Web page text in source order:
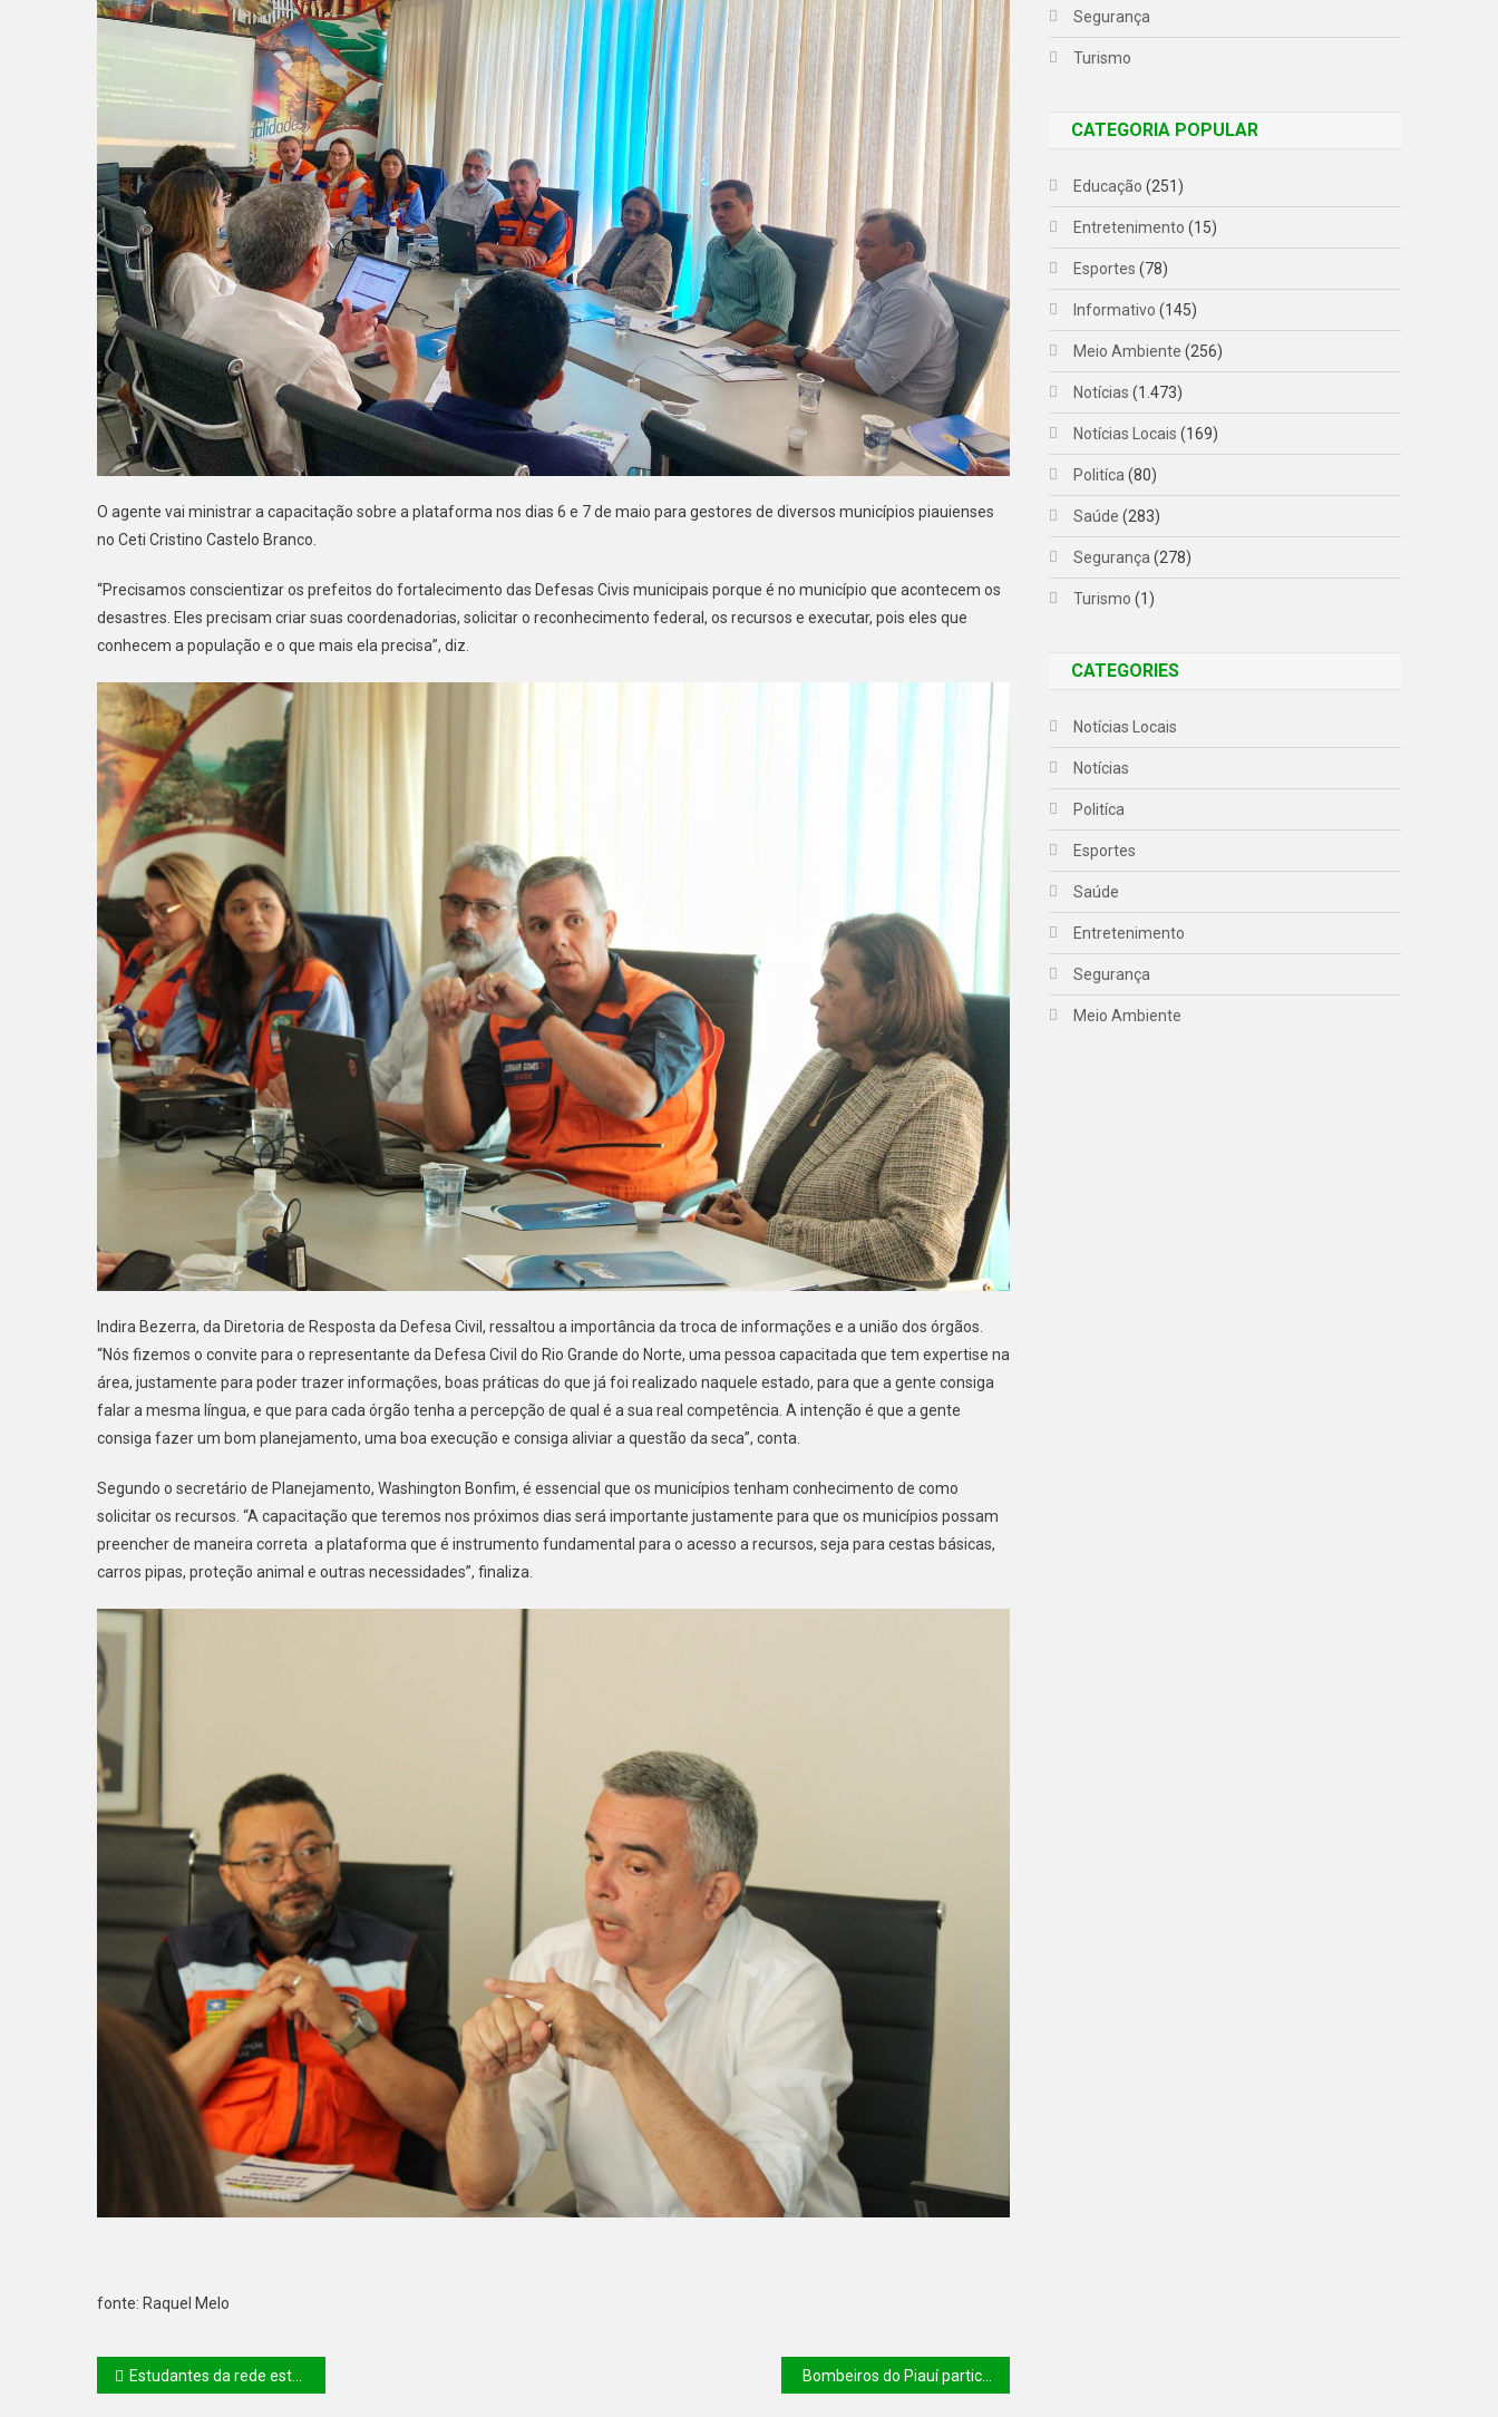
O agente vai ministrar a capacitação sobre a plataforma nos dias 6 e 7 de maio para gestores de diversos municípios piauienses
no Ceti Cristino Castelo Branco.
“Precisamos conscientizar os prefeitos do fortalecimento das Defesas Civis municipais porque é no município que acontecem os
desastres. Eles precisam criar suas coordenadorias, solicitar o reconhecimento federal, os recursos e executar, pois eles que
conhecem a população e o que mais ela precisa”, diz.
Indira Bezerra, da Diretoria de Resposta da Defesa Civil, ressaltou a importância da troca de informações e a união dos órgãos.
“Nós fizemos o convite para o representante da Defesa Civil do Rio Grande do Norte, uma pessoa capacitada que tem expertise na
área, justamente para poder trazer informações, boas práticas do que já foi realizado naquele estado, para que a gente consiga
falar a mesma língua, e que para cada órgão tenha a percepção de qual é a sua real competência. A intenção é que a gente
consiga fazer um bom planejamento, uma boa execução e consiga aliviar a questão da seca”, conta.
Segundo o secretário de Planejamento, Washington Bonfim, é essencial que os municípios tenham conhecimento de como
solicitar os recursos. “A capacitação que teremos nos próximos dias será importante justamente para que os municípios possam
preencher de maneira correta a plataforma que é instrumento fundamental para o acesso a recursos, seja para cestas básicas,
carros pipas, proteção animal e outras necessidades”, finaliza.
fonte: Raquel Melo
Estudantes da rede estadual brilham em Olimpíadas de Matemática e mostram força do ensino públicoBombeiros do Piauí participam de curso de combate a incêndios no estado de Goiás
Segurança
Turismo
CATEGORIA POPULAR
Educação (251)
Entretenimento (15)
Esportes (78)
Informativo (145)
Meio Ambiente (256)
Notícias (1.473)
Notícias Locais (169)
Politíca (80)
Saúde (283)
Segurança (278)
Turismo (1)
CATEGORIES
Notícias Locais
Notícias
Politíca
Esportes
Saúde
Entretenimento
Segurança
Meio Ambiente